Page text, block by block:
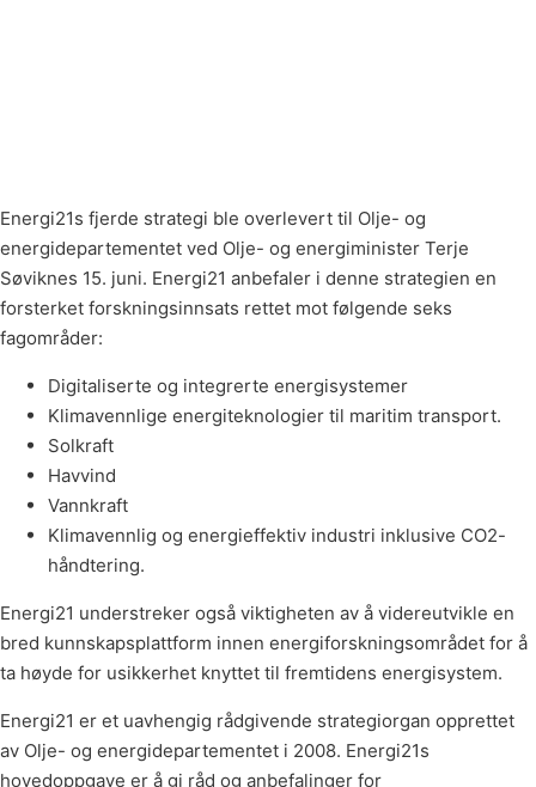
Energi21s fjerde strategi ble overlevert til Olje- og
energidepartementet ved Olje- og energiminister Terje
Søviknes 15. juni. Energi21 anbefaler i denne strategien en
forsterket forskningsinnsats rettet mot følgende seks
fagområder:
Digitaliserte og integrerte energisystemer
Klimavennlige energiteknologier til maritim transport.
Solkraft
Havvind
Vannkraft
Klimavennlig og energieffektiv industri inklusive CO2-
håndtering.
Energi21 understreker også viktigheten av å videreutvikle en
bred kunnskapsplattform innen energiforskningsområdet for å
ta høyde for usikkerhet knyttet til fremtidens energisystem.
Energi21 er et uavhengig rådgivende strategiorgan opprettet
av Olje- og energidepartementet i 2008. Energi21s
hovedoppgave er å gi råd og anbefalinger for